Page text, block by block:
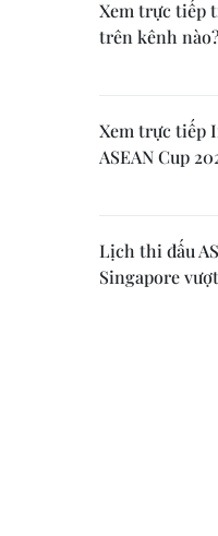
Xem trực tiếp
trên kênh nào?
Xem trực tiếp
ASEAN Cup
Lịch thi đấu
Singapore